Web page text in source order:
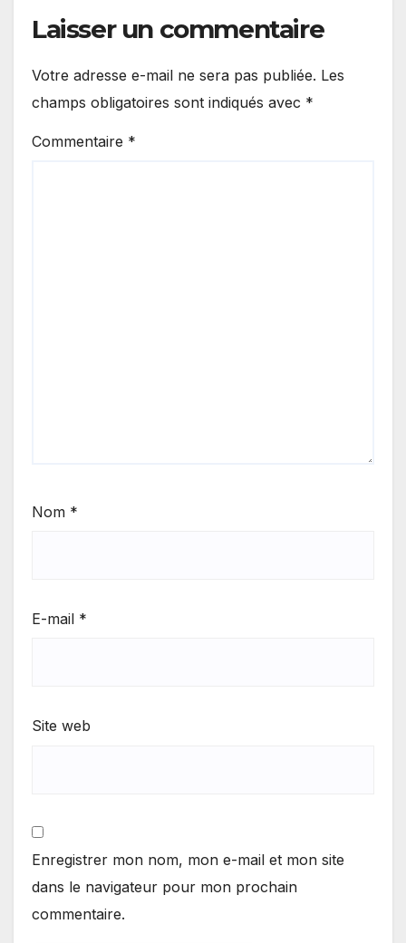
Laisser un commentaire
Votre adresse e-mail ne sera pas publiée. Les
champs obligatoires sont indiqués avec *
Commentaire *
Nom *
E-mail *
Site web
Enregistrer mon nom, mon e-mail et mon site
dans le navigateur pour mon prochain
commentaire.